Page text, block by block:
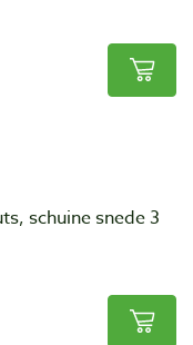
schuine snede 3